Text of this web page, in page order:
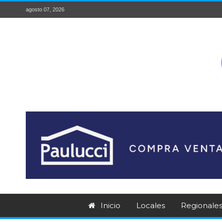
agosto 07, 2026
Inicio Locales Regionales